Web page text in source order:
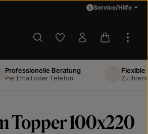
Service/Hilfe
Du hast 0 Produkte auf
Beratung
oder Telefon
Flexible
Zu Ihrem
Topper 100x220